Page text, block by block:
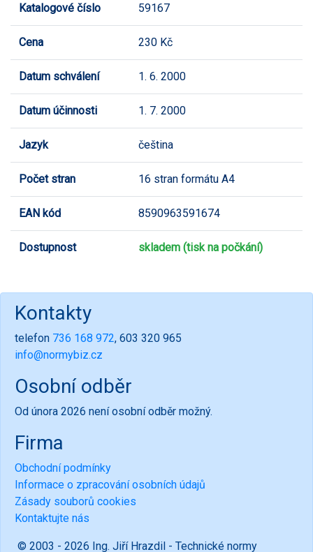
Katalogové číslo 59167
Cena 230 Kč
Datum schválení 1. 6. 2000
Datum účinnosti 1. 7. 2000
Jazyk čeština
Počet stran 16 stran formátu A4
EAN kód 8590963591674
Dostupnost skladem (tisk na počkání)
Kontakty
telefon 736 168 972, 603 320 965
info@normybiz.cz
Osobní odběr
Od února 2026 není osobní odběr možný.
Firma
Obchodní podmínky
Informace o zpracování osobních údajů
Zásady souborů cookies
Kontaktujte nás
© 2003 - 2026 Ing. Jiří Hrazdil - Technické normy